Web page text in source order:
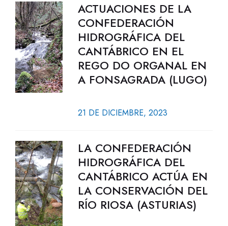
ACTUACIONES DE LA
CONFEDERACIÓN
HIDROGRÁFICA DEL
CANTÁBRICO EN EL
REGO DO ORGANAL EN
A FONSAGRADA (LUGO)
21 DE DICIEMBRE, 2023
LA CONFEDERACIÓN
HIDROGRÁFICA DEL
CANTÁBRICO ACTÚA EN
LA CONSERVACIÓN DEL
RÍO RIOSA (ASTURIAS)